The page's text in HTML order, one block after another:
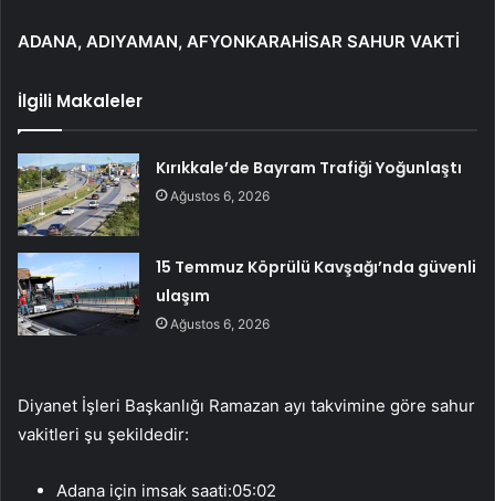
ADANA, ADIYAMAN, AFYONKARAHİSAR SAHUR VAKTİ
İlgili Makaleler
Kırıkkale’de Bayram Trafiği Yoğunlaştı
Ağustos 6, 2026
15 Temmuz Köprülü Kavşağı’nda güvenli
ulaşım
Ağustos 6, 2026
Diyanet İşleri Başkanlığı Ramazan ayı takvimine göre sahur
vakitleri şu şekildedir:
Adana için imsak saati:05:02